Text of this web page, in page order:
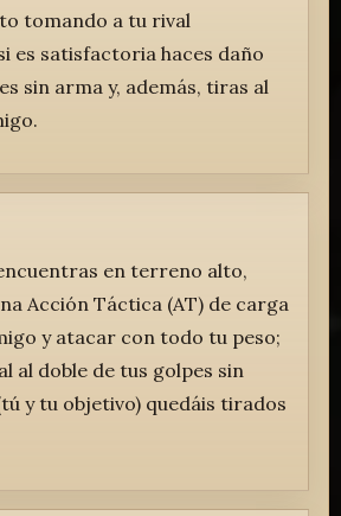
tomando a tu rival
es satisfactoria haces daño
sin arma y, además, tiras al
en terreno alto,
Acción Táctica (AT) de carga
y atacar con todo tu peso;
al doble de tus golpes sin
y tu objetivo) quedáis tirados